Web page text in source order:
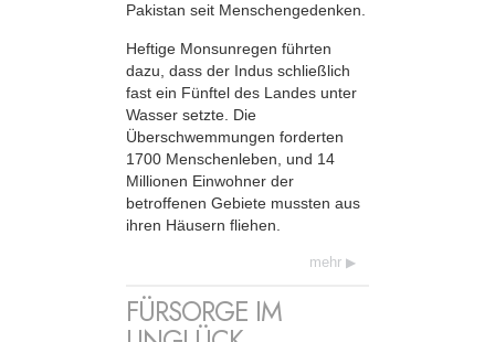
Pakistan seit Menschengedenken.
Heftige Monsunregen führten
dazu, dass der Indus schließlich
fast ein Fünftel des Landes unter
Wasser setzte. Die
Überschwemmungen forderten
1700 Menschenleben, und 14
Millionen Einwohner der
betroffenen Gebiete mussten aus
ihren Häusern fliehen.
mehr
FÜRSORGE IM